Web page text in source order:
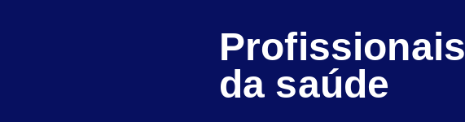
Profissionais
da saúde